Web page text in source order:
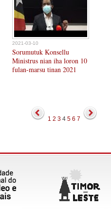
2021-03-10
Sorumutuk Konsellu
Ministrus nian iha loron 10
fulan-marsu tinan 2021
1 2 3 4 5 6 7